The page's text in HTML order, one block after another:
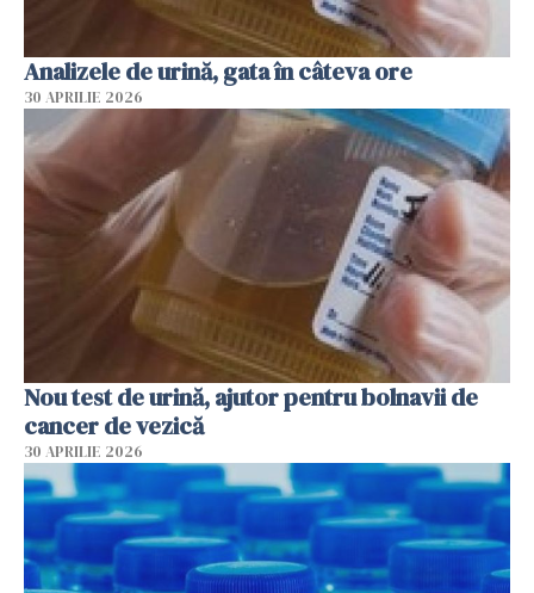
Analizele de urină, gata în câteva ore
30 APRILIE 2026
Nou test de urină, ajutor pentru bolnavii de
cancer de vezică
30 APRILIE 2026